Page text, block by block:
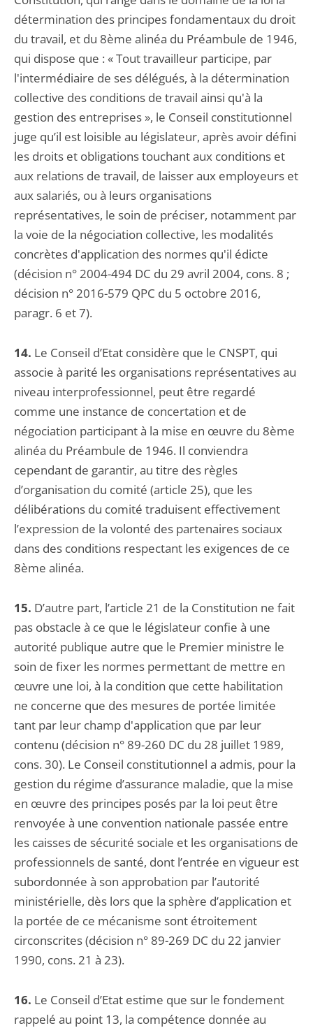
détermination des principes fondamentaux du droit
du travail, et du 8ème alinéa du Préambule de 1946,
qui dispose que : « Tout travailleur participe, par
l'intermédiaire de ses délégués, à la détermination
collective des conditions de travail ainsi qu'à la
gestion des entreprises », le Conseil constitutionnel
juge qu’il est loisible au législateur, après avoir défini
les droits et obligations touchant aux conditions et
aux relations de travail, de laisser aux employeurs et
aux salariés, ou à leurs organisations
représentatives, le soin de préciser, notamment par
la voie de la négociation collective, les modalités
concrètes d'application des normes qu'il édicte
(décision n° 2004-494 DC du 29 avril 2004, cons. 8 ;
décision n° 2016-579 QPC du 5 octobre 2016,
paragr. 6 et 7).
14. Le Conseil d’Etat considère que le CNSPT, qui
associe à parité les organisations représentatives au
niveau interprofessionnel, peut être regardé
comme une instance de concertation et de
négociation participant à la mise en œuvre du 8ème
alinéa du Préambule de 1946. Il conviendra
cependant de garantir, au titre des règles
d’organisation du comité (article 25), que les
délibérations du comité traduisent effectivement
l’expression de la volonté des partenaires sociaux
dans des conditions respectant les exigences de ce
8ème alinéa.
15. D’autre part, l’article 21 de la Constitution ne fait
pas obstacle à ce que le législateur confie à une
autorité publique autre que le Premier ministre le
soin de fixer les normes permettant de mettre en
œuvre une loi, à la condition que cette habilitation
ne concerne que des mesures de portée limitée
tant par leur champ d'application que par leur
contenu (décision n° 89-260 DC du 28 juillet 1989,
cons. 30). Le Conseil constitutionnel a admis, pour la
gestion du régime d’assurance maladie, que la mise
en œuvre des principes posés par la loi peut être
renvoyée à une convention nationale passée entre
les caisses de sécurité sociale et les organisations de
professionnels de santé, dont l’entrée en vigueur est
subordonnée à son approbation par l’autorité
ministérielle, dès lors que la sphère d’application et
la portée de ce mécanisme sont étroitement
circonscrites (décision n° 89-269 DC du 22 janvier
1990, cons. 21 à 23).
16. Le Conseil d’Etat estime que sur le fondement
rappelé au point 13, la compétence donnée au